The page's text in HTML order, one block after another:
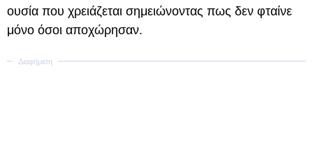
ουσία που χρειάζεται σημειώνοντας πως δεν φταίνε
μόνο όσοι αποχώρησαν.